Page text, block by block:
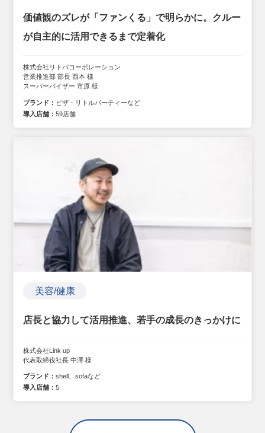
価値観のズレが「ファンくる」で明らかに。クルー
が自主的に活用できるまで定着化
株式会社リトパコーポレーション
営業推進部 部長 西本 様
スーパーバイザー 市原 様
ブランド： ピザ・リトルパーティーなど
導入店舗：59店舗
美容/健康
店長と協力して活用推進、若手の成長のきっかけに
株式会社Link up
代表取締役社長 中澤 様
ブランド：shell、sofaなど
導入店舗：5